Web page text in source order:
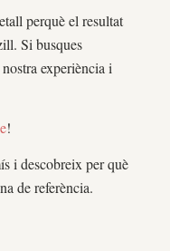
perquè el resultat
Si busques
experiència i
!
i descobreix per què
de referència.